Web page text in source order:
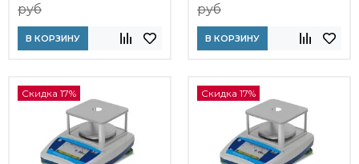
руб
В КОРЗИНУ
руб
В КОРЗИНУ
Скидка 17% Скидка 17%